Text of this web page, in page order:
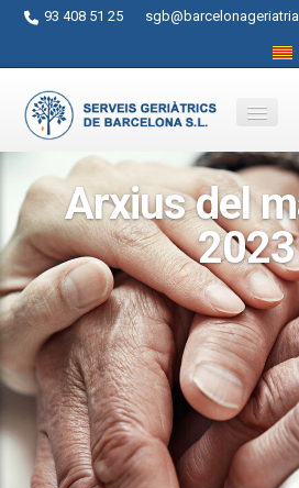
93 408 51 25
Quienes somos?
Servicios
Actividades
Centros
Ayudas
Contacto
Blog
Arxius del
2023